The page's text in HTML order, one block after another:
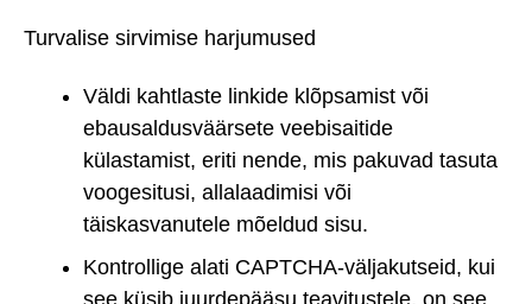
Turvalise sirvimise harjumused
Väldi kahtlaste linkide klõpsamist või
ebausaldusväärsete veebisaitide
külastamist, eriti nende, mis pakuvad tasuta
voogesitusi, allalaadimisi või
täiskasvanutele mõeldud sisu.
Kontrollige alati CAPTCHA-väljakutseid, kui
see küsib juurdepääsu teavitustele, on see